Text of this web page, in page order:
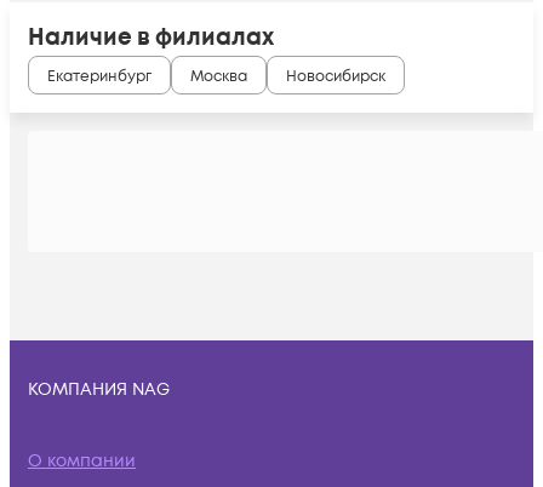
Наличие в филиалах
Екатеринбург Москва Новосибирск
КОМПАНИЯ NAG
О компании